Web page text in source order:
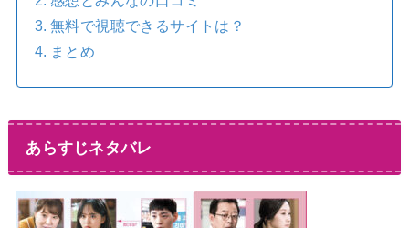
無料で視聴できるサイトは？
まとめ
あらすじネタバレ